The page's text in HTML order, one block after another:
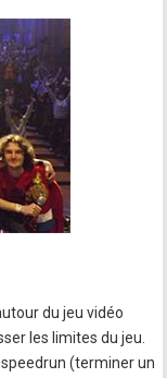
du jeu vidéo
les limites du jeu.
(terminer un